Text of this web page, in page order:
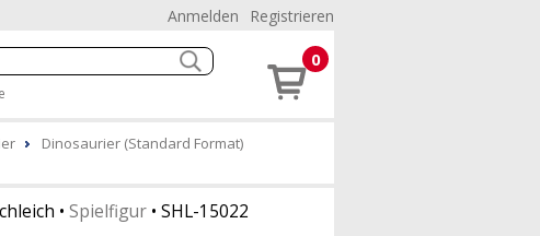
Anmelden Registrieren
0
Dinosaurier (Standard Format)
•Spielfigur •SHL-15022